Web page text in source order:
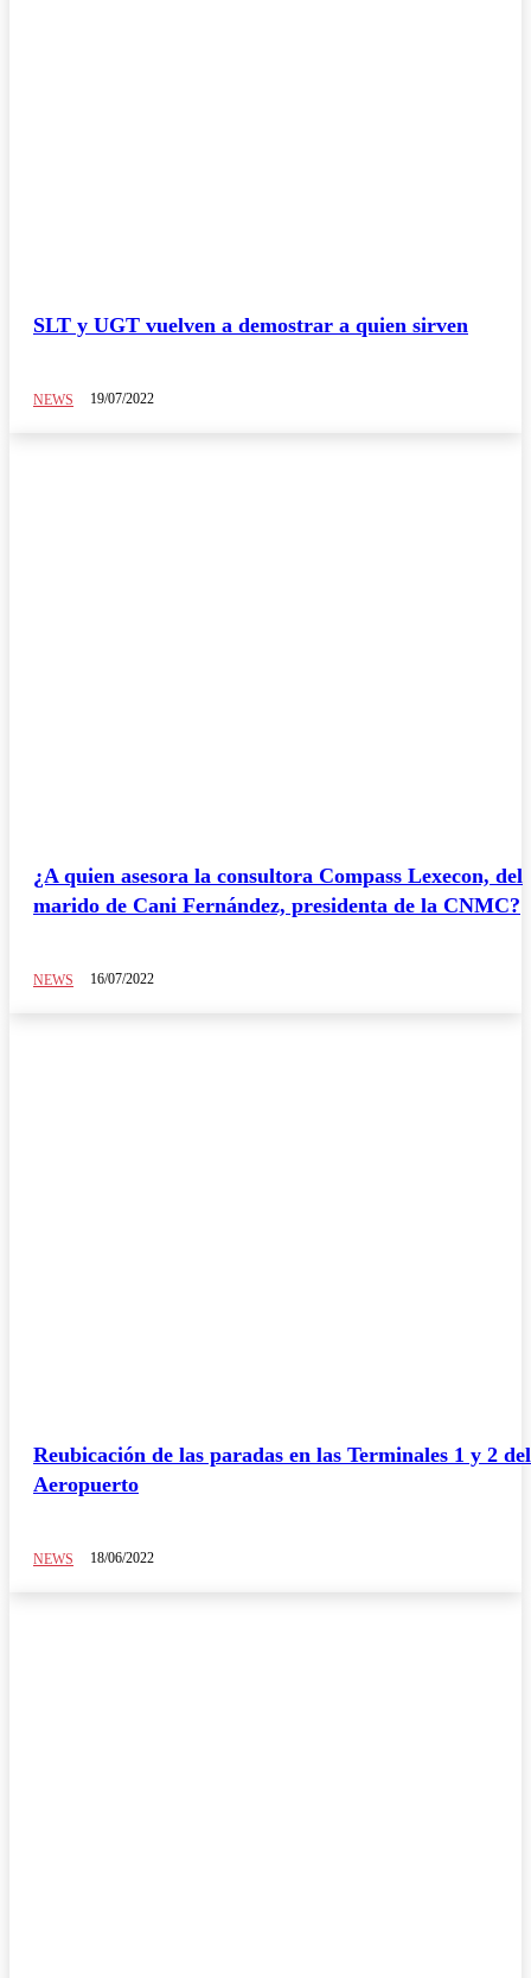
SLT y UGT vuelven a demostrar a quien sirven
NEWS 19/07/2022
¿A quien asesora la consultora Compass Lexecon, del
marido de Cani Fernández, presidenta de la CNMC?
NEWS 16/07/2022
Reubicación de las paradas en las Terminales 1 y 2 del
Aeropuerto
NEWS 18/06/2022